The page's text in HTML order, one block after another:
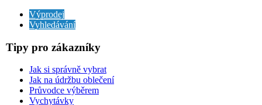
Výprodej
Vyhledávání
Tipy pro zákazníky
Jak si správně vybrat
Jak na údržbu oblečení
Průvodce výběrem
Vychytávky